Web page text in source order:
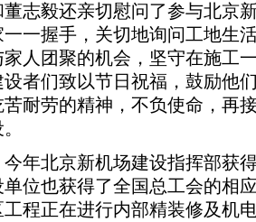
毅还亲切慰问了参与北京
一握手，关切地询问工地生
家人团聚的机会，坚守在施工
者们致以节日祝福，鼓励他
耐劳的精神，不负使命，再
北京新机场建设指挥部获
位也获得了全国总工会的相
程正在进行内部精装修及机